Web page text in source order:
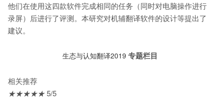
他们在使用这四款软件完成相同的任务（同时对电脑操作进行
录屏）后进行了评测。本研究对机辅翻译软件的设计等提出了
建议。
生态与认知翻译2019 专题栏目
相关推荐
★★★★★5/5